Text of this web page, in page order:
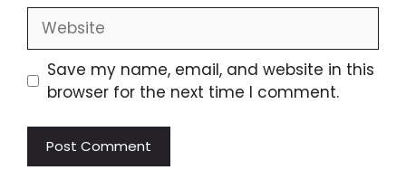
Website
Save my name, email, and website in this
browser for the next time I comment.